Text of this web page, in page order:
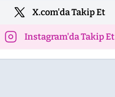
X.com'da Takip Et
Instagram'da Takip Et